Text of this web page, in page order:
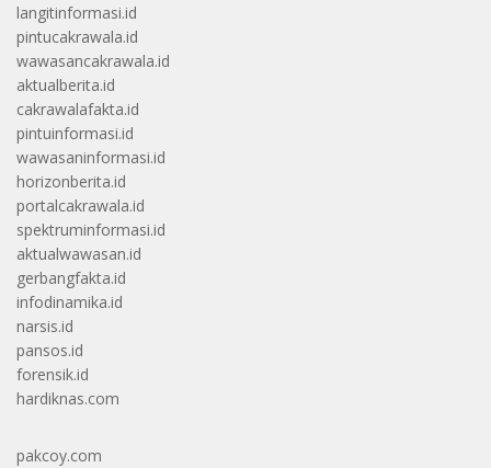
langitinformasi.id
pintucakrawala.id
wawasancakrawala.id
aktualberita.id
cakrawalafakta.id
pintuinformasi.id
wawasaninformasi.id
horizonberita.id
portalcakrawala.id
spektruminformasi.id
aktualwawasan.id
gerbangfakta.id
infodinamika.id
narsis.id
pansos.id
forensik.id
hardiknas.com
pakcoy.com